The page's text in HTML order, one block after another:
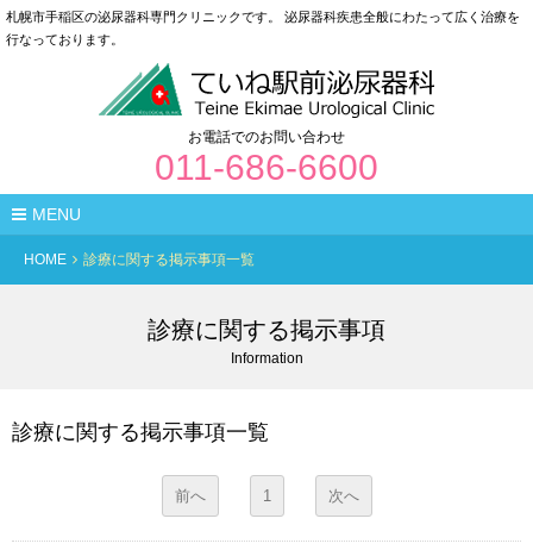
札幌市手稲区の泌尿器科専門クリニックです。
泌尿器科疾患全般にわたって広く治療を
行なっております。
お電話でのお問い合わせ
011-686-6600
MENU
HOME 診療に関する掲示事項一覧
診療に関する掲示事項
Information
診療に関する掲示事項一覧
前へ 1 次へ